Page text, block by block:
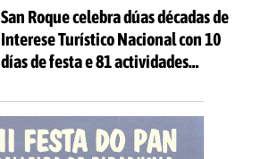
San Roque celebra dúas décadas de
Interese Turístico Nacional con 10
días de festa e 81 actividades